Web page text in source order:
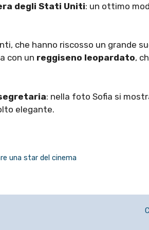
degli Stati Uniti: un ottimo
che hanno riscosso un grande
con un reggiseno leopardato,
: nella foto Sofia si
elegante.
una star del cinema